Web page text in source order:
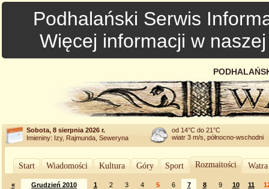
Podhalański Serwis
Więcej informacji w
Sobota, 8 sierpnia 2026 r.
Imieniny: Izy, Rajmunda, Seweryna
od 14°C do 21°C
wiatr 3 m/s, północno-wschodni
Start Wiadomości Kultura Góry Sport Rozmaitości
« Grudzień 2010 1 2 3 4 5 6 7 8 9 10 11